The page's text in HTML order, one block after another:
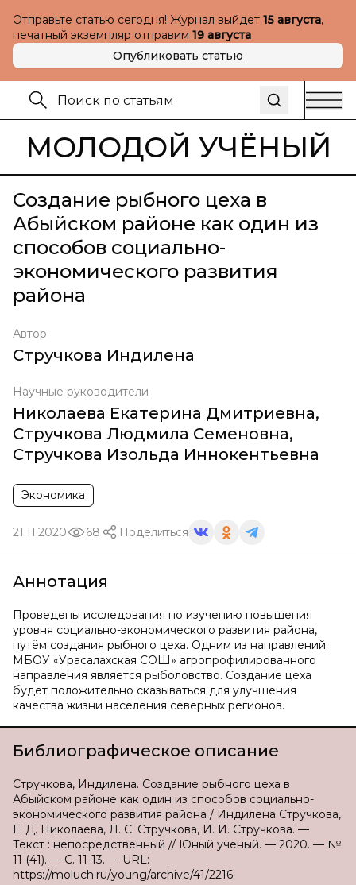
Отправьте статью сегодня! Журнал выйдет 15 августа,
печатный экземпляр отправим 19 августа
Опубликовать статью
МОЛОДОЙ УЧЁНЫЙ
Создание рыбного цеха в
Абыйском районе как один из
способов социально-
экономического развития
района
Автор
Стручкова Индилена
Научные руководители
Николаева Екатерина Дмитриевна,
Стручкова Людмила Семеновна,
Стручкова Изольда Иннокентьевна
Экономика
21.11.2020 68 Поделиться
Аннотация
Проведены исследования по изучению повышения
уровня социально-экономического развития района,
путём создания рыбного цеха. Одним из направлений
МБОУ «Урасалахская СОШ» агропрофилированного
направления является рыболовство. Создание цеха
будет положительно сказываться для улучшения
качества жизни населения северных регионов.
Библиографическое описание
Стручкова, Индилена. Создание рыбного цеха в
Абыйском районе как один из способов социально-
экономического развития района / Индилена Стручкова,
Е. Д. Николаева, Л. С. Стручкова, И. И. Стручкова. —
Текст : непосредственный // Юный ученый. — 2020. — №
11 (41). — С. 11-13. — URL:
https://moluch.ru/young/archive/41/2216.